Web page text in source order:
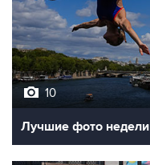
10
Лучшие фото недели